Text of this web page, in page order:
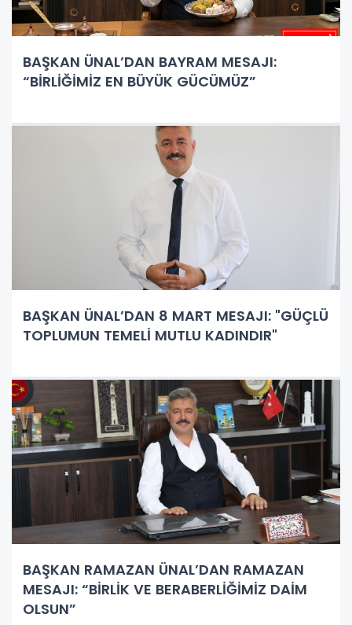
BAŞKAN ÜNAL’DAN BAYRAM MESAJI:
“BİRLİĞİMİZ EN BÜYÜK GÜCÜMÜZ”
BAŞKAN ÜNAL’DAN 8 MART MESAJI: "GÜÇLÜ
TOPLUMUN TEMELİ MUTLU KADINDIR"
BAŞKAN RAMAZAN ÜNAL’DAN RAMAZAN
MESAJI: “BİRLİK VE BERABERLİĞİMİZ DAİM
OLSUN”